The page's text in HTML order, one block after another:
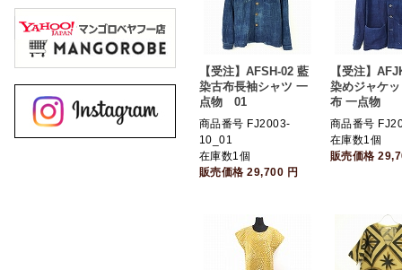
【受注】AFSH-02 藍
染古布長袖シャツ 一
点物 01
商品番号 FJ2003-
10_01
在庫数1個
販売価格29,700 円
【受注】
染めジャケ
布 一点物
商品番号
在庫数1個
販売価格